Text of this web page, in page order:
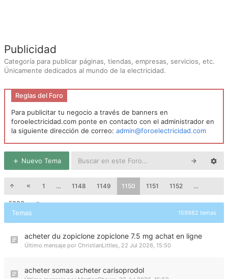
Publicidad
Categoría para publicar páginas, tiendas, empresas, servicios, etc.
Únicamente dedicados al mundo de la electricidad.
Reglas del Foro
Para publicitar tu negocio a través de banners en
foroelectricidad.com ponte en contacto con el administrador en
la siguiente dirección de correo: admin@foroelectricidad.com
Nuevo Tema
1 … 1148 1149 1150 1151 1152 …
5333
Temas 159982 temas
acheter du zopiclone zopiclone 7.5 mg achat en ligne
Último mensaje por ChristianLittles, 22 Jul 2026, 15:50
acheter somas acheter carisoprodol